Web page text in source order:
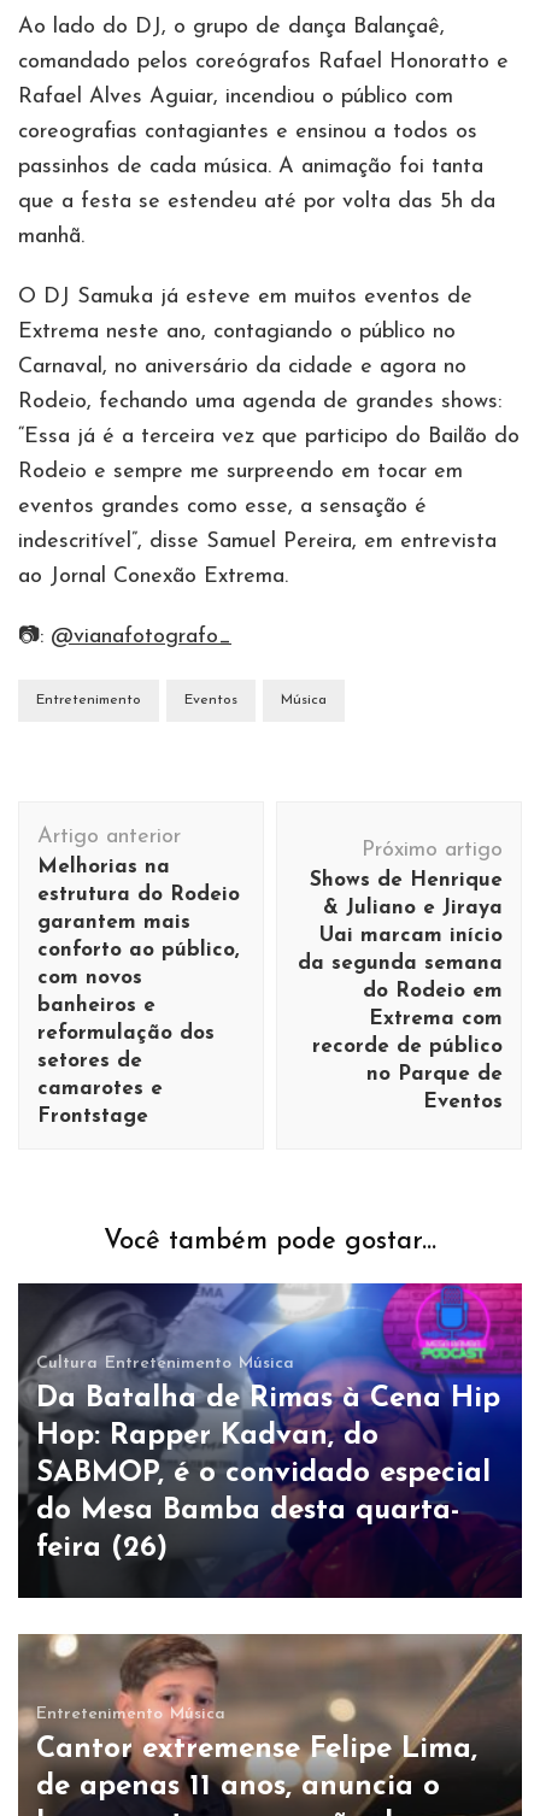
Ao lado do DJ, o grupo de dança Balançaê,
comandado pelos coreógrafos Rafael Honoratto e
Rafael Alves Aguiar, incendiou o público com
coreografias contagiantes e ensinou a todos os
passinhos de cada música. A animação foi tanta
que a festa se estendeu até por volta das 5h da
manhã.
O DJ Samuka já esteve em muitos eventos de
Extrema neste ano, contagiando o público no
Carnaval, no aniversário da cidade e agora no
Rodeio, fechando uma agenda de grandes shows:
“Essa já é a terceira vez que participo do Bailão do
Rodeio e sempre me surpreendo em tocar em
eventos grandes como esse, a sensação é
indescritível”, disse Samuel Pereira, em entrevista
ao Jornal Conexão Extrema.
📷: @vianafotografo_
Entretenimento Eventos Música
Navegação
de
post
Artigo anterior
Melhorias na
estrutura do Rodeio
garantem mais
conforto ao público,
com novos
banheiros e
reformulação dos
setores de
camarotes e
Frontstage
Próximo artigo
Shows de Henrique
& Juliano e Jiraya
Uai marcam início
da segunda semana
do Rodeio em
Extrema com
recorde de público
no Parque de
Eventos
Você também pode gostar...
Cultura Entretenimento Música
Da Batalha de Rimas à Cena Hip
Hop: Rapper Kadvan, do
SABMOP, é o convidado especial
do Mesa Bamba desta quarta-
feira (26)
Entretenimento Música
Cantor extremense Felipe Lima,
de apenas 11 anos, anuncia o